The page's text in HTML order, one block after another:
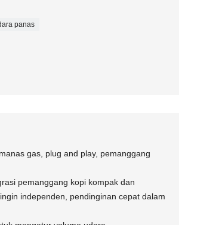
panas
gas, plug and play, pemanggang
pemanggang kopi kompak dan
independen, pendinginan cepat dalam